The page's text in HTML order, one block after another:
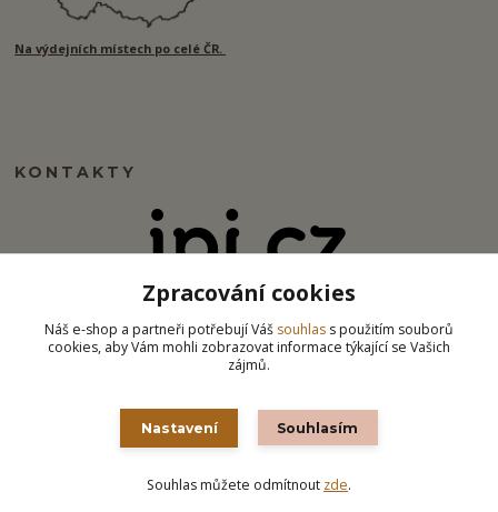
Na výdejních místech po celé ČR.
KONTAKTY
info@ipj.cz
Vytvořeno na Eshop-rychle.cz
Zpracování cookies
Náš e-shop a partneři potřebují Váš souhlas s použitím souborů
cookies, aby Vám mohli zobrazovat informace týkající se Vašich
zájmů.
Nastavení Souhlasím
Souhlas můžete odmítnout zde.